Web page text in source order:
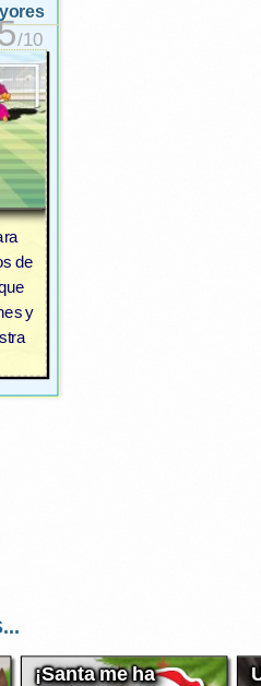
/10
de
y
¡Santa me ha